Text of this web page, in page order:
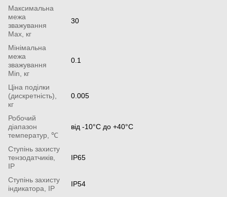
Максимальна
межа
зважування
Мах, кг
30
Мінімальна
межа
зважування
Min, кг
0.1
Ціна поділки
(дискретність),
кг
0.005
Робочий
діапазон
температур, ℃
від -10°С до +40°С
Ступінь захисту
тензодатчиків,
IP
IP65
Ступінь захисту
індикатора, IP
IP54